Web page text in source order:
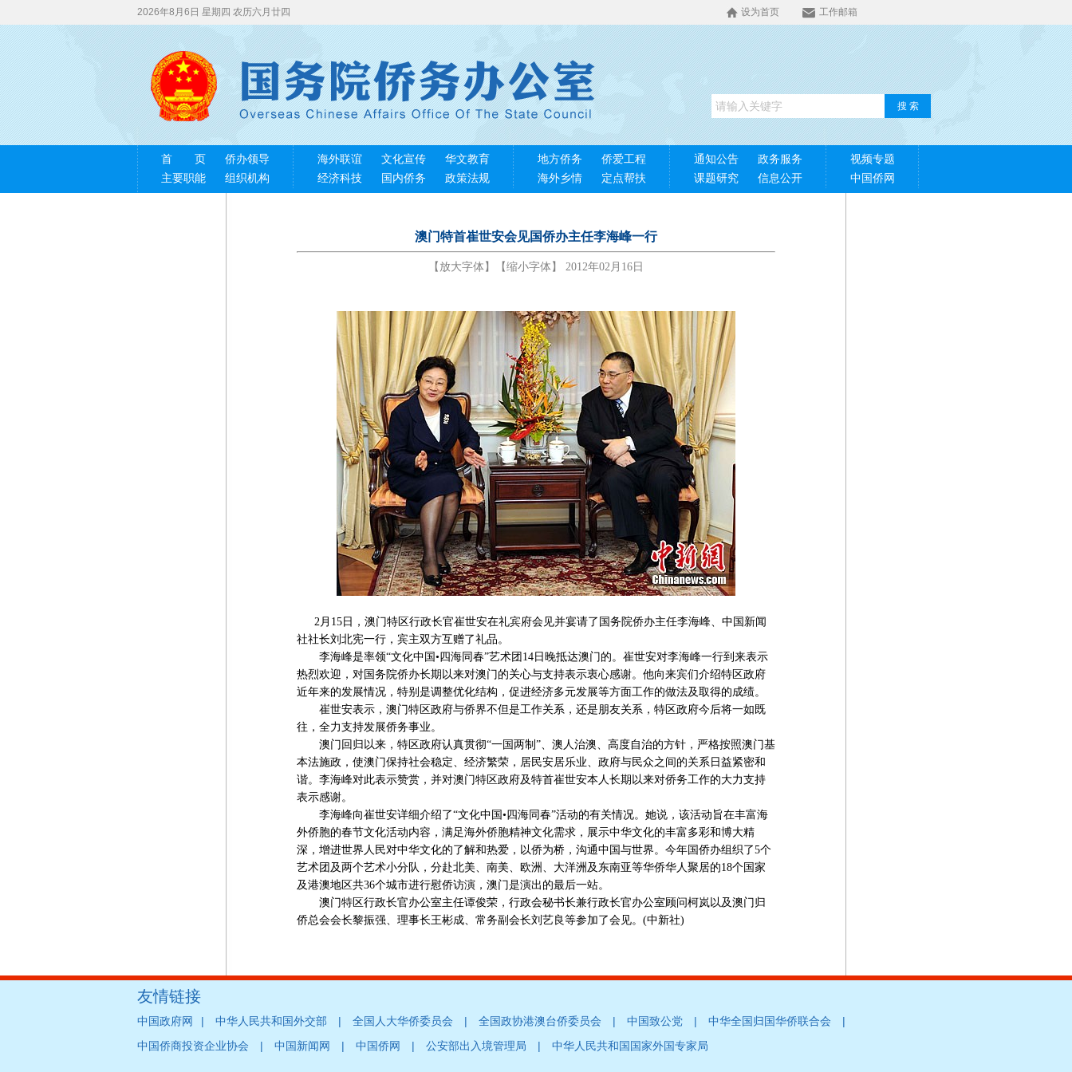
2026年8月6日 星期四 农历六月廿四 设为首页 工作邮箱
搜 索
首 页
侨办领导
主要职能
组织机构
海外联谊 文化宣传
华文教育
经济科技
国内侨务 政策法规
地方侨务
侨爱工程
海外乡情
定点帮扶
通知公告
政务服务
课题研究
信息公开
视频专题
中国侨网
澳门特首崔世安会见国侨办主任李海峰一行
【 放大字体 】【 缩小字体 】 2012年02月16日
2月15日，澳门特区行政长官崔世安在礼宾府会见并宴请了国务院侨办主任李海峰、中国新闻
社社长刘北宪一行，宾主双方互赠了礼品。
李海峰是率领“文化中国•四海同春”艺术团14日晚抵达澳门的。崔世安对李海峰一行到来表示
热烈欢迎，对国务院侨办长期以来对澳门的关心与支持表示衷心感谢。他向来宾们介绍特区政府
近年来的发展情况，特别是调整优化结构，促进经济多元发展等方面工作的做法及取得的成绩。
崔世安表示，澳门特区政府与侨界不但是工作关系，还是朋友关系，特区政府今后将一如既
往，全力支持发展侨务事业。
澳门回归以来，特区政府认真贯彻“一国两制”、澳人治澳、高度自治的方针，严格按照澳门基
本法施政，使澳门保持社会稳定、经济繁荣，居民安居乐业、政府与民众之间的关系日益紧密和
谐。李海峰对此表示赞赏，并对澳门特区政府及特首崔世安本人长期以来对侨务工作的大力支持
表示感谢。
李海峰向崔世安详细介绍了“文化中国•四海同春”活动的有关情况。她说，该活动旨在丰富海
外侨胞的春节文化活动内容，满足海外侨胞精神文化需求，展示中华文化的丰富多彩和博大精
深，增进世界人民对中华文化的了解和热爱，以侨为桥，沟通中国与世界。今年国侨办组织了5个
艺术团及两个艺术小分队，分赴北美、南美、欧洲、大洋洲及东南亚等华侨华人聚居的18个国家
及港澳地区共36个城市进行慰侨访演，澳门是演出的最后一站。
澳门特区行政长官办公室主任谭俊荣，行政会秘书长兼行政长官办公室顾问柯岚以及澳门归
侨总会会长黎振强、理事长王彬成、常务副会长刘艺良等参加了会见。(中新社)
友情链接
中国政府网 | 中华人民共和国外交部 | 全国人大华侨委员会 | 全国政协港澳台侨委员会 | 中国致公党 | 中华全国归国华侨联合会 |
中国侨商投资企业协会 | 中国新闻网 | 中国侨网 | 公安部出入境管理局 | 中华人民共和国国家外国专家局